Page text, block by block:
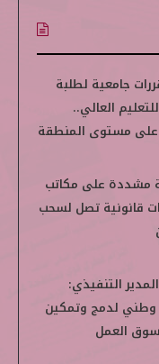
ت
ي
و
k
i
p
d
جامعية لطلبة
العالي..
على مستوى المنطقة
مشددة على مكاتب
قانونية تصل لسحب
التنفيذي:
وطني لدمج وتمكين
العمل